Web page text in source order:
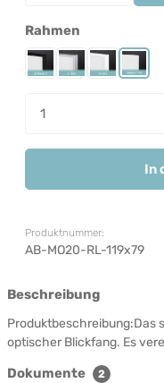
Rahmenauswählen
Rahmen Schwarz
Rahmen Silber
Rahmen
Produkt Anzahl:
In
Produktnummer:
AB-MO20-RL-119x79
Beschreibung
Produktbeschreibung:Das
optischer Blickfang. Es
Dokumente 2